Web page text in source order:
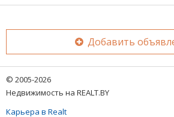
Добавить
© 2005-2026
Недвижимость на REALT.BY
Карьера в Realt